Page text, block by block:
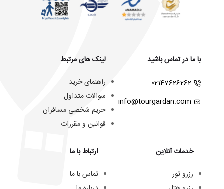
با ما در تماس باشید
02147626262
info@tourgardan.com
خدمات آنلاین
رزرو تور
لینک های مرتبط
راهنمای خرید
سوالات متداول
حریم شخصی مسافران
قوانین و مقررات
ارتباط با ما
تماس با ما